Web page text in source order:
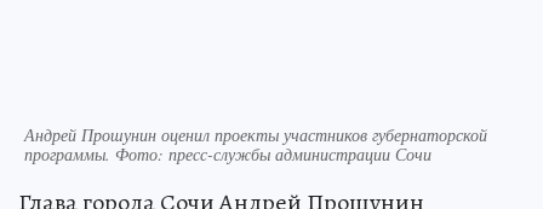
Андрей Прошунин оценил проекты участников губернаторской
программы. Фото: пресс-службы администрации Сочи